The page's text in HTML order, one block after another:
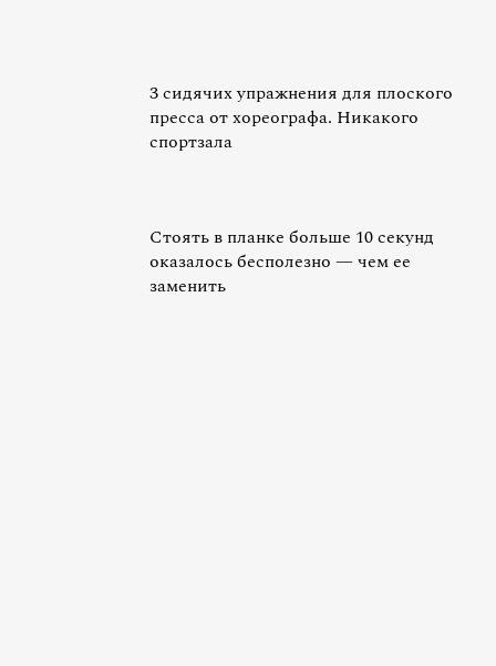
3 сидячих упражнения для плоского
пресса от хореографа. Никакого
спортзала
Стоять в планке больше 10 секунд
оказалось бесполезно — чем ее
заменить